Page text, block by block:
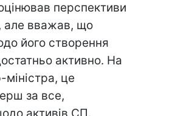
перспективи
але вважав, що
його створення
активно. На
це
за все,